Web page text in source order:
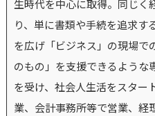
生時代を中心に取得。同じく
り、単に書類や手続を追求
を広げ「ビジネス」の現場で
のもの」を支援できるような
を受け、社会人生活をスター
業、会計事務所等で営業、経